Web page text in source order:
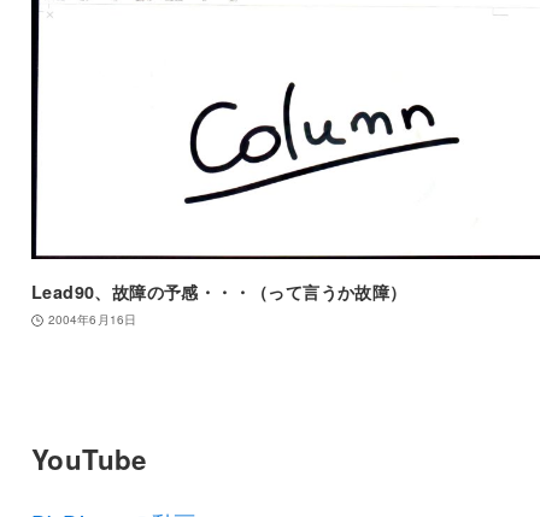
Lead90、故障の予感・・・（って言うか故障）
2004年6月16日
YouTube